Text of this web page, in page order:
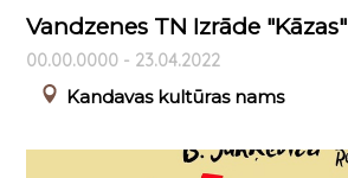
Vandzenes TN Izrāde "Kāzas"
00.00.0000 - 23.04.2022
Kandavas kultūras nams